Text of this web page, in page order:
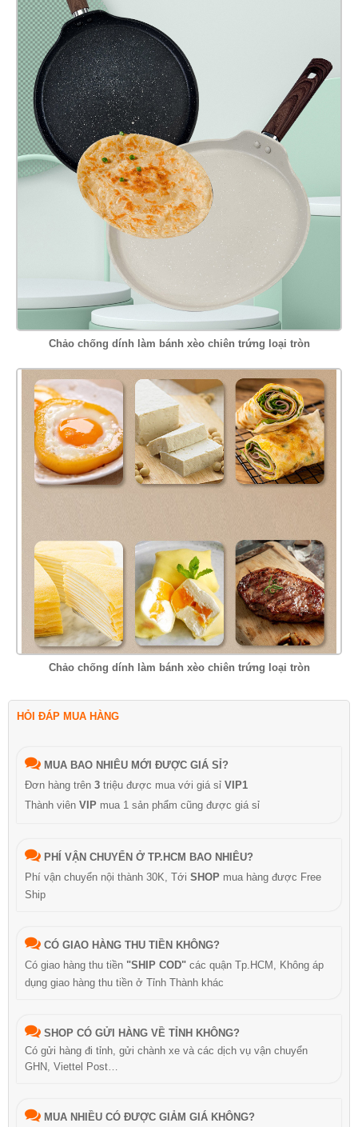
Chảo chống dính làm bánh xèo chiên trứng loại tròn
Chảo chống dính làm bánh xèo chiên trứng loại tròn
HỎI ĐÁP MUA HÀNG
MUA BAO NHIÊU MỚI ĐƯỢC GIÁ SỈ?
Đơn hàng trên 3 triệu được mua với giá sỉ VIP1
Thành viên VIP mua 1 sản phẩm cũng được giá sỉ
PHÍ VẬN CHUYỂN Ở TP.HCM BAO NHIÊU?
Phí vận chuyển nội thành 30K, Tới SHOP mua hàng được Free
Ship
CÓ GIAO HÀNG THU TIỀN KHÔNG?
Có giao hàng thu tiền "SHIP COD" các quận Tp.HCM, Không áp
dụng giao hàng thu tiền ở Tỉnh Thành khác
SHOP CÓ GỬI HÀNG VỀ TỈNH KHÔNG?
Có gửi hàng đi tỉnh, gửi chành xe và các dịch vụ vận chuyển
GHN, Viettel Post…
MUA NHIỀU CÓ ĐƯỢC GIẢM GIÁ KHÔNG?